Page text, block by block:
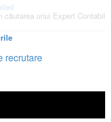
unui Expert Contabil
recrutare